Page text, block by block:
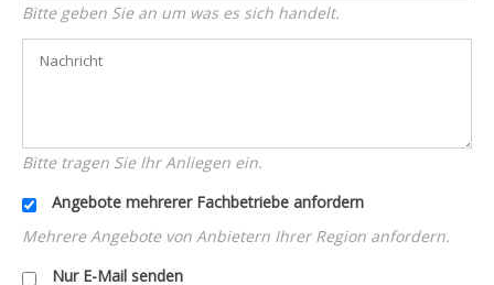
Bitte geben Sie an um was es sich handelt.
Bitte tragen Sie Ihr Anliegen ein.
Angebote mehrerer Fachbetriebe anfordern
Mehrere Angebote von Anbietern Ihrer Region anfordern.
Nur E-Mail senden